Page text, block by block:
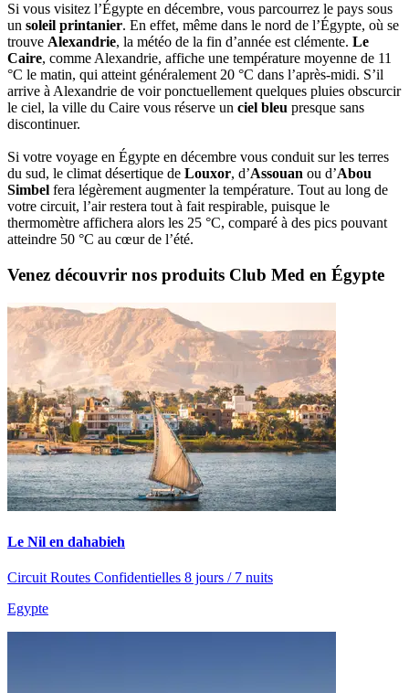
Si vous visitez l’Égypte en décembre, vous parcourrez le pays sous
un soleil printanier. En effet, même dans le nord de l’Égypte, où se
trouve Alexandrie, la météo de la fin d’année est clémente. Le
Caire, comme Alexandrie, affiche une température moyenne de 11
°C le matin, qui atteint généralement 20 °C dans l’après-midi. S’il
arrive à Alexandrie de voir ponctuellement quelques pluies obscurcir
le ciel, la ville du Caire vous réserve un ciel bleu presque sans
discontinuer.
Si votre voyage en Égypte en décembre vous conduit sur les terres
du sud, le climat désertique de Louxor, d’Assouan ou d’Abou
Simbel fera légèrement augmenter la température. Tout au long de
votre circuit, l’air restera tout à fait respirable, puisque le
thermomètre affichera alors les 25 °C, comparé à des pics pouvant
atteindre 50 °C au cœur de l’été.
Venez découvrir nos produits Club Med en Égypte
Le Nil en dahabieh
Circuit Routes Confidentielles 8 jours / 7 nuits
Egypte